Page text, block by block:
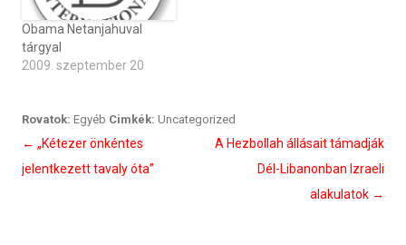
Obama Netanjahuval
tárgyal
2009. szeptember 20
Rovatok: Egyéb Cimkék: Uncategorized
Bejegyzés
navigáció
← „Kétezer önkéntes
jelentkezett tavaly óta”
A Hezbollah állásait támadják
Dél-Libanonban Izraeli
alakulatok →